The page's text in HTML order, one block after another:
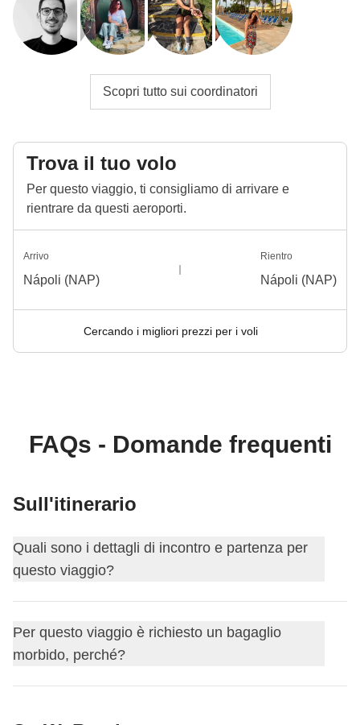
Scopri tutto sui coordinatori
Trova il tuo volo
Per questo viaggio, ti consigliamo di arrivare e
rientrare da questi aeroporti.
Arrivo
Nápoli (NAP)
Rientro
Nápoli (NAP)
Cercando i migliori prezzi per i voli
FAQs - Domande frequenti
Sull'itinerario
Quali sono i dettagli di incontro e partenza per
questo viaggio?
Questo viaggio inizia a Napoli
. Il primo giorno ci
incontriamo alle
18:00
Per questo viaggio è richiesto un bagaglio
morbido, perché?